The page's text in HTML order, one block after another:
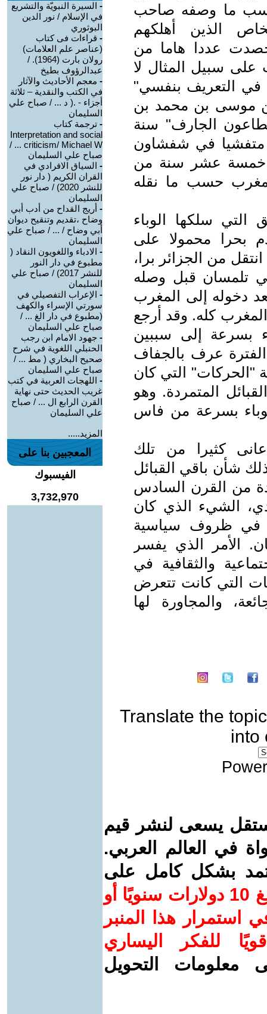
حسب ما وصفه صاحب
الذين أهلكهم
عددا هاما من
على سبيل المثال لا
في التعريف بنفسي"
موسى بن محمد بن
الجارف" سنة
متفشيا في شفشاون
خمسة عشر سنة من
حسب ما نقله
التي سلكها الوباء
بحرا محمولا على
من الجزائر برا،
تلمسان قبل وصله
. على أنه بعد دخوله إلى المغرب
كله. وقد أرجع
بسرعة إلى سببين
عرف بالجفاف
"الحركات" التي كان
المتمردة. وهو
بسرعة من فاس
كثيرا من تلك
شأن باقي القبائل
من القرن السادس
الشيء الذي كان
في ظروف سياسية
الأمر الذي يفسر
والثقافية في
التي كانت تتعرض
والمجاورة لها
Translate the topic
into
يسعى لنشر قيم
في العالم العربي.
بشكل كامل على
ساهم/ي معنا! بدعمكم بمبلغ 10 دولارات سنويًا أو
استمرار هذا المنبر
للفكر اليساري
معلومات التحويل
- السيرة النبويّة والتشريع
في الإسلام / نور الدين
البوثوري
- قراءات فى كتاب
(عناصر علم العلامات)
رولان بارت (1964). /
عبدالرؤوف بطيخ
- معجم الأحاديث والآثار
في الكتب والنقدية – ثلاثة
أجزاء - .( د ... / صباح علي
السليمان
- ترجمة كتاب
Interpretation and social
criticism/ Michael W ... /
صباح علي السليمان
- السياق الافرادي في
القران الكريم ( دار نور
للنشر 2020) / صباح علي
السليمان
- أريج القداح من أدب أبي
وضاح ،تقديم وتنقيح ديوان
أبي وضاح / ... / صباح علي
السليمان
- الادباء واللغويون النقاد (
مطبوع في دار النور
للنشر 2017) / صباح علي
السليمان
- الإعراب التفصيلي في
سورتي الإسراء والكهف
(مطبوع في دار الغ ... /
صباح علي السليمان
- جهود الامام ابن رجب
الحنبلي اللغوية في شرح
صحيح البخاري ( مط ... /
صباح علي السليمان
- اللهجات العربية في كتب
غريب الحديث حتى نهاية
القرن الرابع ال ... / صباح
علي السليمان
المزيد.....
المعجبين بنا على
الفيسبوك
3,732,970